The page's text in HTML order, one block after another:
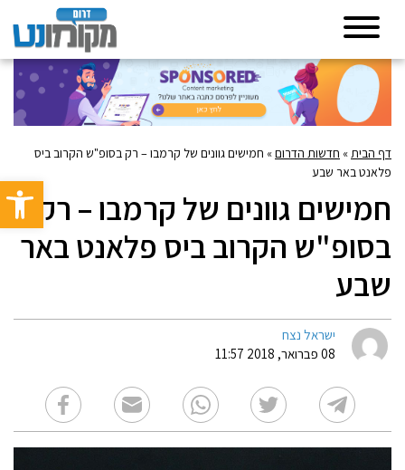
פתח
דף הבית» חדשות הדרום» חמישים גוונים של קרמבו – רק בסופ"ש הקרוב ביס
פלאנט באר שבע
חמישים גוונים של קרמבו – רק
בסופ"ש הקרוב ביס פלאנט באר
שבע
ישראל נצח
08 פברואר, 2018 11:57